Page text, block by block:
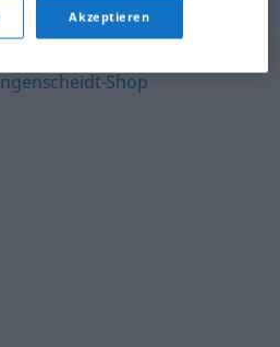
Akzeptieren